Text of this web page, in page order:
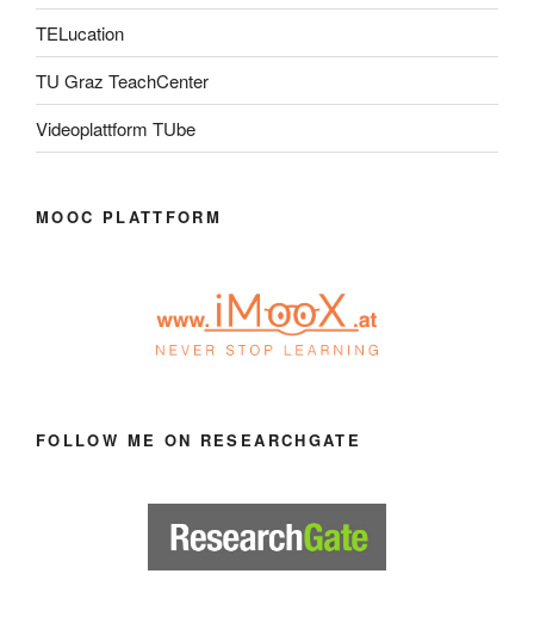
TELucation
TU Graz TeachCenter
Videoplattform TUbe
MOOC PLATTFORM
FOLLOW ME ON RESEARCHGATE